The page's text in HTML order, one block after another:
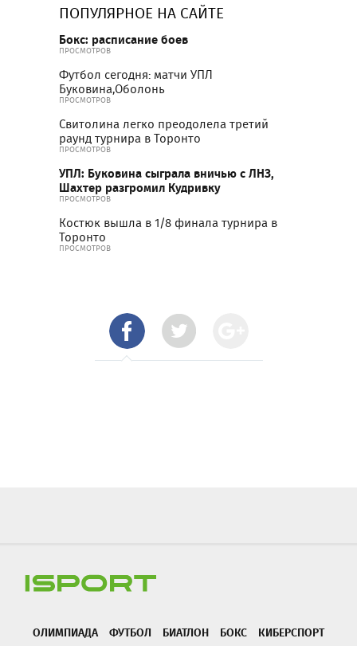
ПОПУЛЯРНОЕ НА САЙТЕ
Бокс: расписание боев
ПРОСМОТРОВ
Футбол сегодня: матчи УПЛ
Буковина,Оболонь
ПРОСМОТРОВ
Свитолина легко преодолела третий
раунд турнира в Торонто
ПРОСМОТРОВ
УПЛ: Буковина сыграла вничью с ЛНЗ,
Шахтер разгромил Кудривку
ПРОСМОТРОВ
Костюк вышла в 1/8 финала турнира в
Торонто
ПРОСМОТРОВ
ОЛИМПИАДА ФУТБОЛ БИАТЛОН БОКС
КИБЕРСПОРТ